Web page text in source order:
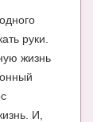
руки.
жизнь
И,